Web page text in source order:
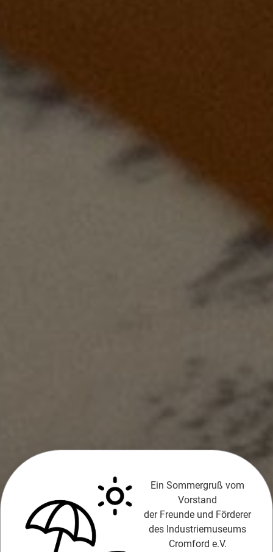
×
Ein Sommergruß vom
Vorstand
der Freunde und Förderer
des Industriemuseums
Cromford e.V.